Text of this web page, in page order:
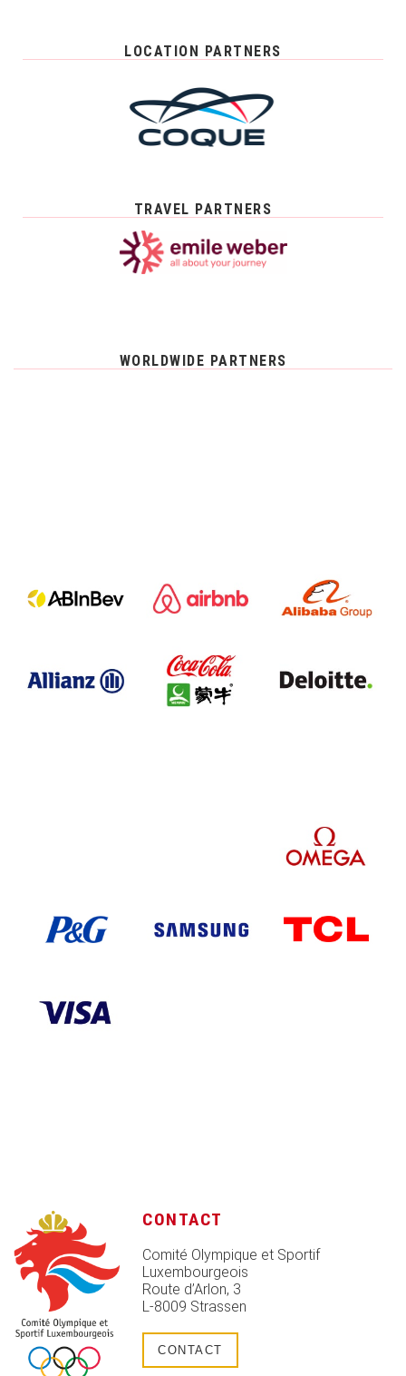
LOCATION PARTNERS
TRAVEL PARTNERS
WORLDWIDE PARTNERS
CONTACT
Comité Olympique et Sportif
Luxembourgeois
Route d’Arlon, 3
L-8009 Strassen
CONTACT